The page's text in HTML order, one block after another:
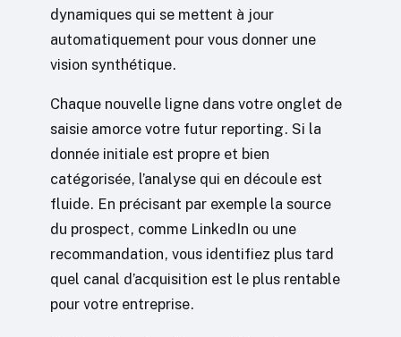
dynamiques qui se mettent à jour
automatiquement pour vous donner une
vision synthétique.
Chaque nouvelle ligne dans votre onglet de
saisie amorce votre futur reporting. Si la
donnée initiale est propre et bien
catégorisée, l’analyse qui en découle est
fluide. En précisant par exemple la source
du prospect, comme LinkedIn ou une
recommandation, vous identifiez plus tard
quel canal d’acquisition est le plus rentable
pour votre entreprise.